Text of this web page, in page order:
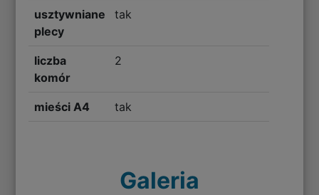
usztywniane
plecy
tak
liczba
komór
2
mieści A4 tak
Galeria